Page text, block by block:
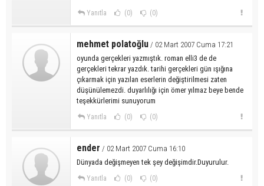
Yanıtla (0) (0)
mehmet polatoğlu / 02 Mart 2007 Cuma 17:21
oyunda gerçekleri yazmıştık. roman elli3 de de
gerçekleri tekrar yazdık. tarihi gerçekleri gün ışığına
çıkarmak için yazılan eserlerin değiştirilmesi zaten
düşünülemezdi. duyarlılığı için ömer yılmaz beye bende
teşekkürlerimi sunuyorum
Yanıtla (0) (0)
ender / 02 Mart 2007 Cuma 16:10
Dünyada değişmeyen tek şey değişimdir.Duyurulur.
Yanıtla (0) (0)